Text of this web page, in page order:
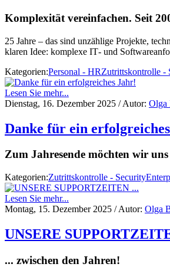
Komplexität vereinfachen. Seit
25 Jahre – das sind unzählige Projekte,
klaren Idee: komplexe IT‑ und
Kategorien:Personal - HRZutrittskontrolle -
Lesen Sie mehr...
Dienstag, 16. Dezember 2025 / Autor: Olga
Danke für ein
Zum Jahresende möchten wir
Kategorien:Zutrittskontrolle - Security
Lesen Sie mehr...
Montag, 15. Dezember 2025 / Autor: Olga
UNSERE
... zwischen den Jahren!